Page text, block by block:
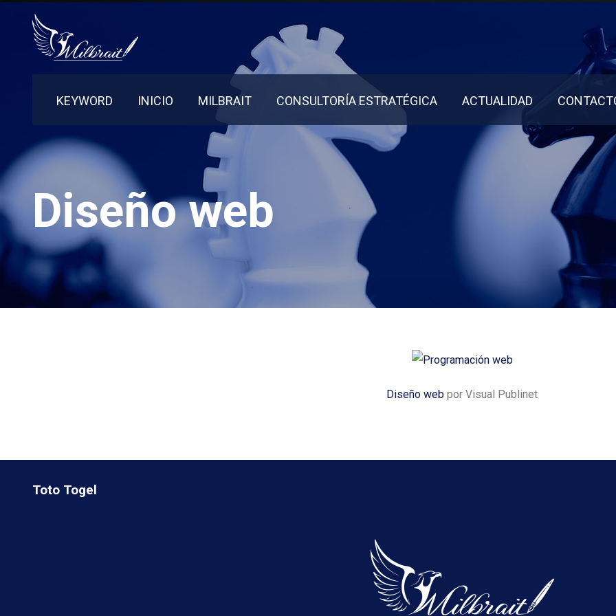
KEYWORD INICIO MILBRAIT CONSULTORÍA ESTRATÉGICA ACTUALIDAD
Diseño web
Diseño web por Visual Publinet
Toto Togel